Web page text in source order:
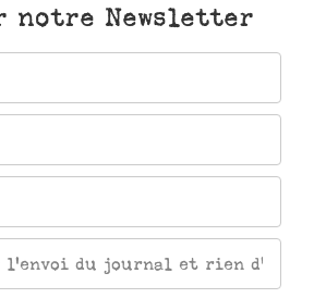
notre Newsletter